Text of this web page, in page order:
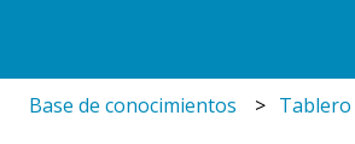
Base de conocimientos Tablero